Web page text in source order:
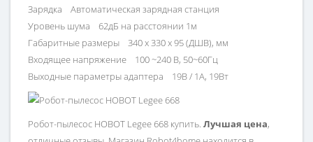
Зарядка Автоматическая зарядная станция
Уровень шума 62дБ на расстоянии 1м
Габаритные размеры 340 x 330 x 95 (ДШВ), мм
Входящее напряжение 100 ~240 В, 50~60Гц
Выходные параметры адаптера 19В / 1A, 19Вт
Робот-пылесос HOBOT Legee 668 купить. Лучшая цена,